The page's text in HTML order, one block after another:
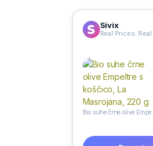
Sivix
Real Prices. Real